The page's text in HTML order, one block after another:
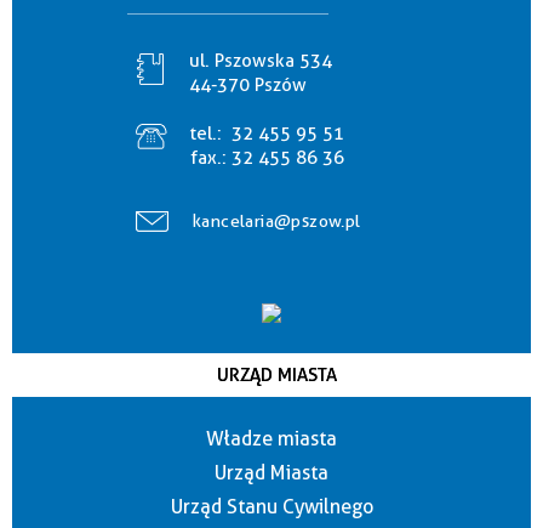
ul. Pszowska 534
44-370 Pszów
tel.: 32 455 95 51
fax.: 32 455 86 36
kancelaria@pszow.pl
URZĄD MIASTA
Władze miasta
Urząd Miasta
Urząd Stanu Cywilnego